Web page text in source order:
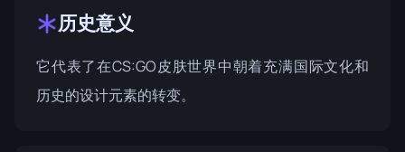
历史意义
它代表了在CS:GO皮肤世界中朝着充满国际文化和
历史的设计元素的转变。